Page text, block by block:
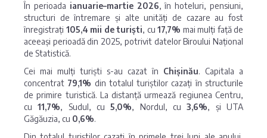
În perioada ianuarie–martie 2026, în hoteluri, pensiuni,
structuri de întremare și alte unități de cazare au fost
înregistrați 105,4 mii de turiști, cu 17,7% mai mulți față de
aceeași perioadă din 2025, potrivit datelor Biroului Național
de Statistică.
Cei mai mulți turiști s-au cazat în Chișinău. Capitala a
concentrat 79,1% din totalul turiștilor cazați în structurile
de primire turistică. La distanță urmează regiunea Centru,
cu11,7%, Sudul, cu5,0%, Nordul, cu3,6%, și UTA
Găgăuzia, cu 0,6%.